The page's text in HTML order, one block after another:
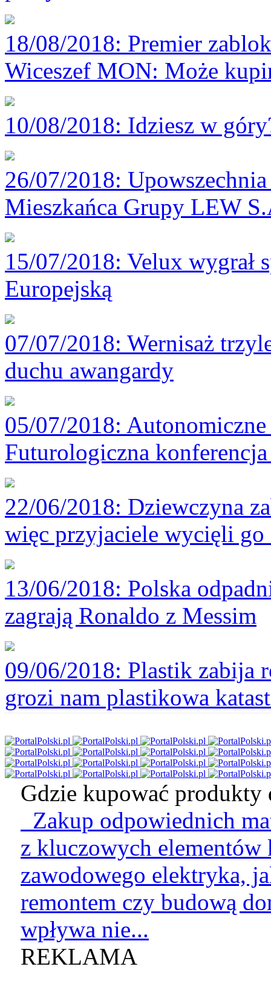
18/08/2018: Premier
Wiceszef MON: Może
10/08/2018: Idziesz w
26/07/2018:
Mieszkańca Grupy LEW
15/07/2018: Velux wygrał
Europejską
07/07/2018: Wernisaż
duchu awangardy
05/07/2018:
Futurologiczna
22/06/2018: Dziewczyna
więc przyjaciele wycięli go
13/06/2018: Polska
zagrają Ronaldo z Messim
09/06/2018: Plastik zabija
grozi nam plastikowa
Gdzie kupować produkty
Zakup odpowiednich
z kluczowych
zawodowego elektryka,
remontem czy budową
wpływa nie...
REKLAMA